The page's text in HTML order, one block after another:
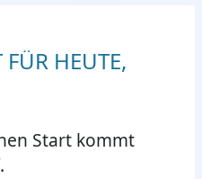
FÜR HEUTE,
Start kommt